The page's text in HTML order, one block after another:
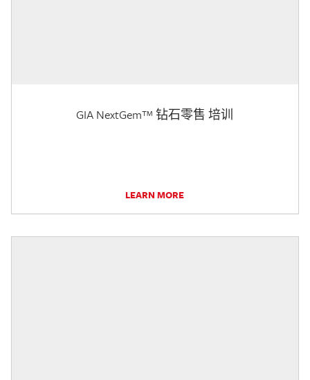
GIA NextGem™ 钻石零售 培训
LEARN MORE